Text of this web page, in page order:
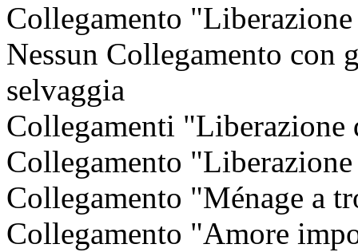
Collegamento
Nessun Collegamento con
selvaggia
Collegamenti
Collegamento
Collegamento "Ménage a
Collegamento "Amore